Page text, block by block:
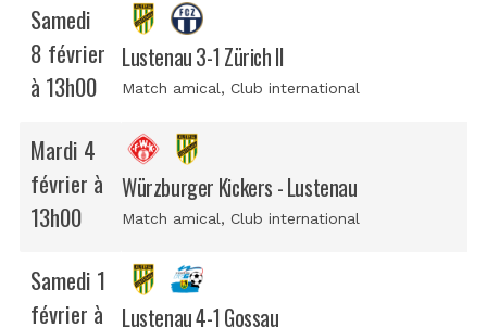
Samedi
8 février
à 13h00
Lustenau 3-1 Zürich II
Match amical, Club international
Mardi 4
février à
13h00
Würzburger Kickers - Lustenau
Match amical, Club international
Samedi 1
février à
Lustenau 4-1 Gossau